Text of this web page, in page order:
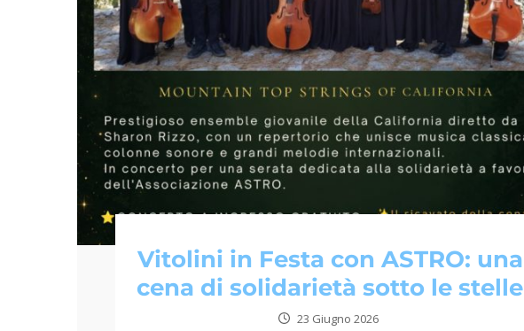
Vitolini in Festa con ASTRO: una
cena di solidarietà sotto le stelle
23 Giugno 2026